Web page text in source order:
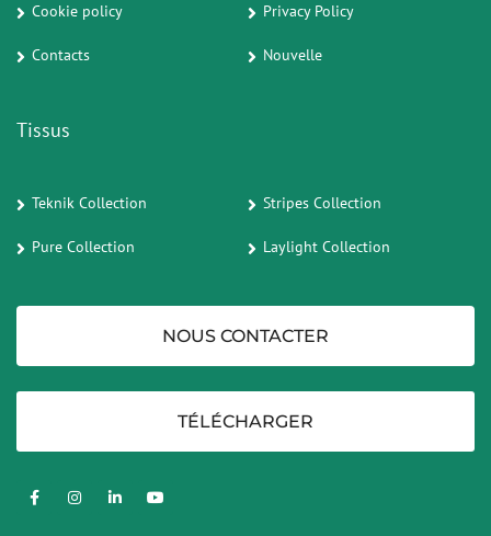
Cookie policy Privacy Policy
Contacts Nouvelle
Tissus
Teknik Collection Stripes Collection
Pure Collection Laylight Collection
NOUS CONTACTER
TÉLÉCHARGER